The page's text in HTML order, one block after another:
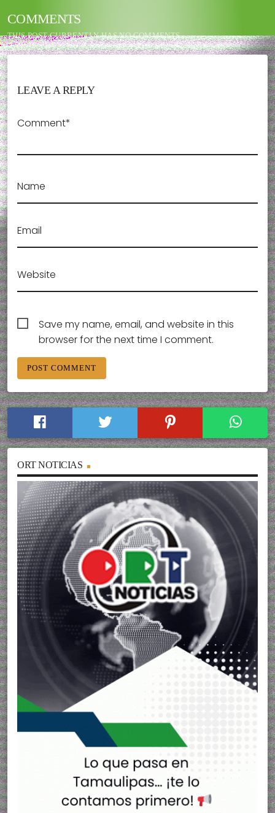
COMMENTS
THIS POST CURRENTLY HAS NO COMMENTS.
LEAVE A REPLY
Comment*
Name
Email
Website
Save my name, email, and website in this
browser for the next time I comment.
ORT NOTICIAS